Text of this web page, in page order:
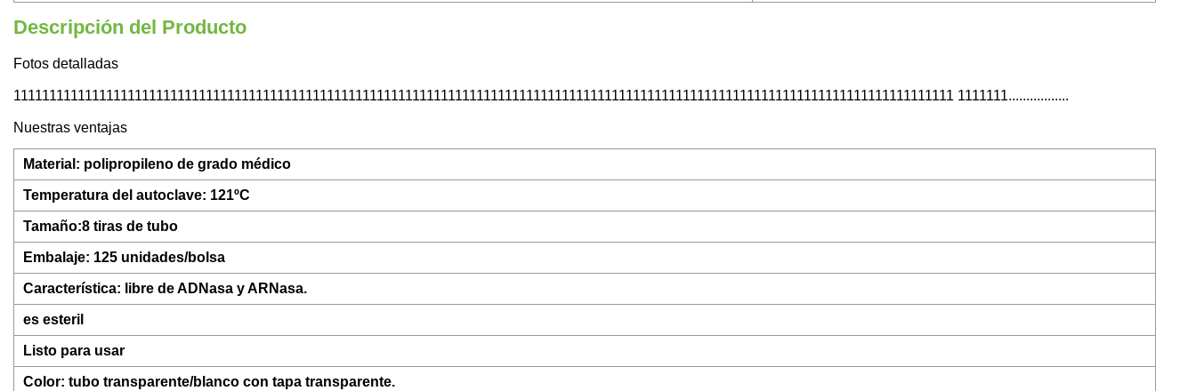
Descripción del Producto
Fotos detalladas
111111111111111111111111111111111111111111111111111111111111111111111111111111111111111111111111111111111111111111111111111111111111 1111111.................
Nuestras ventajas
Material: polipropileno de grado médico
Temperatura del autoclave: 121ºC
Tamaño:8 tiras de tubo
Embalaje: 125 unidades/bolsa
Característica: libre de ADNasa y ARNasa.
es esteril
Listo para usar
Color: tubo transparente/blanco con tapa transparente.